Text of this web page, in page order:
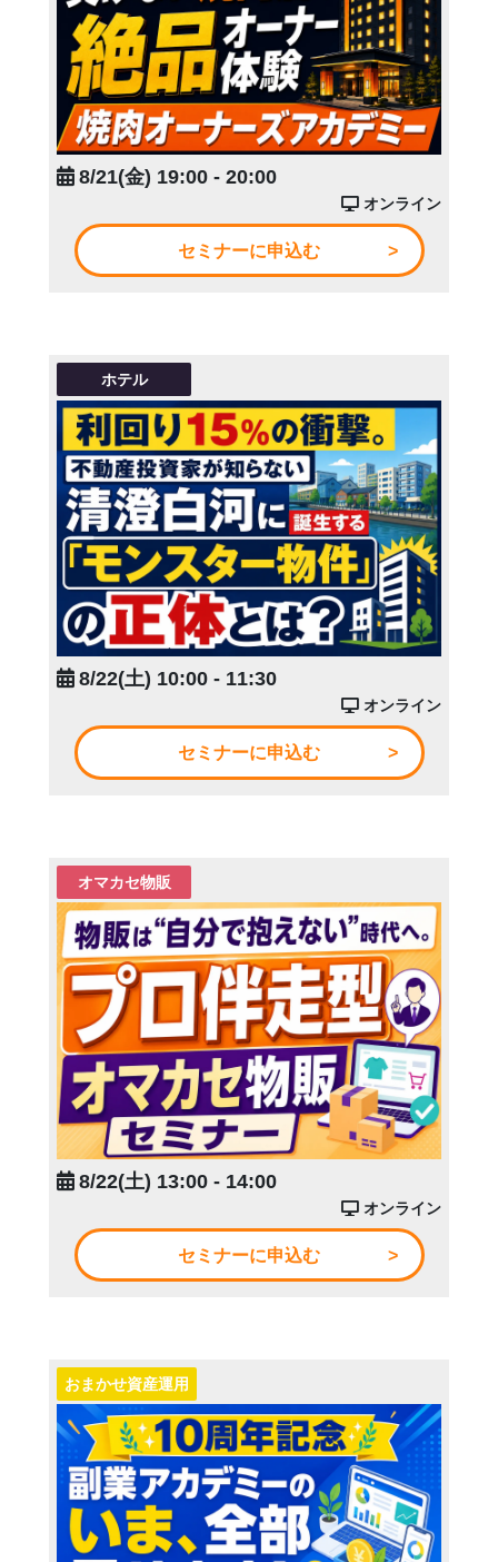
8/21(金) 19:00 - 20:00
オンライン
セミナーに申込む
ホテル
8/22(土) 10:00 - 11:30
オンライン
セミナーに申込む
オマカセ物販
8/22(土) 13:00 - 14:00
オンライン
セミナーに申込む
おまかせ資産運用